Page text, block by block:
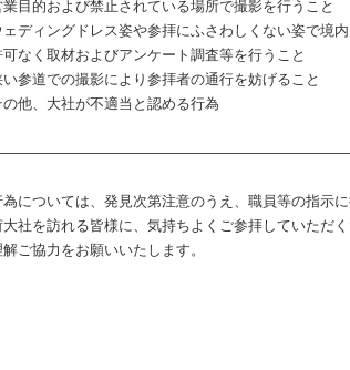
業目的および禁止されている場所で撮影を行うこと
ェディングドレス姿や参拝にふさわしくない姿で境
可なく取材およびアンケート調査等を行うこと
い参道での撮影により参拝者の通行を妨げること
の他、大社が不適当と認める行為
為については、発見次第注意のうえ、職員等の指示
社を訪れる皆様に、気持ちよくご参拝していただく
ご協力をお願いいたします。
見稲荷